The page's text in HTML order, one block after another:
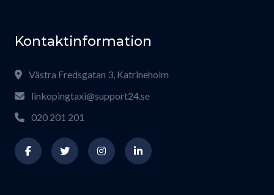
Kontaktinformation
Västra Fredsgatan 3, Katrineholm
linkopingtaxi@support24.se
020 201 201